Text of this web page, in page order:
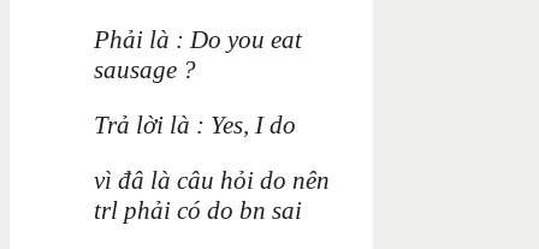
Phải là : Do you eat
sausage ?
Trả lời là : Yes, I do
vì đâ là câu hỏi do nên
trl phải có do bn sai